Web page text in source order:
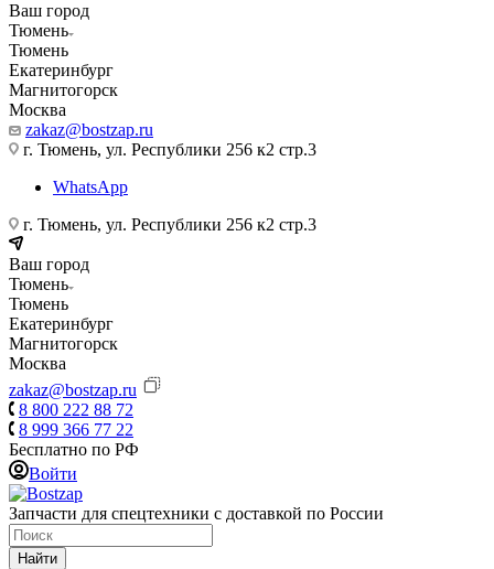
Ваш город
Тюмень
Тюмень
Екатеринбург
Магнитогорск
Москва
zakaz@bostzap.ru
г. Тюмень, ул. Республики 256 к2 стр.3
WhatsApp
г. Тюмень, ул. Республики 256 к2 стр.3
Ваш город
Тюмень
Тюмень
Екатеринбург
Магнитогорск
Москва
zakaz@bostzap.ru
8 800 222 88 72
8 999 366 77 22
Бесплатно по РФ
Войти
Запчасти для спецтехники с доставкой по России
Найти